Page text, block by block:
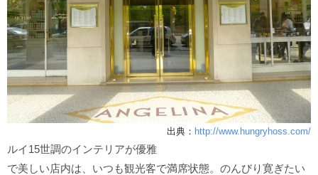
出典： http://www.hungryhoss.com/
ルイ15世調のインテリアが優雅
で美しい店内は、いつも観光客で満席状態。のんびり寛ぎたい